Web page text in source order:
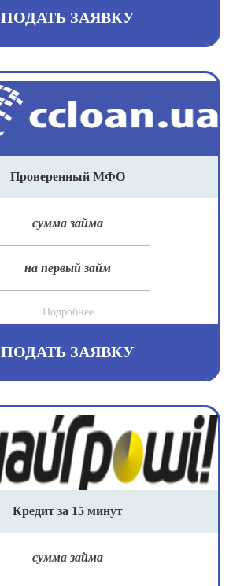
ПОДАТЬ ЗАЯВКУ
Проверенный МФО
сумма займа
на первый займ
Подробнее
ПОДАТЬ ЗАЯВКУ
Кредит за 15 минут
сумма займа